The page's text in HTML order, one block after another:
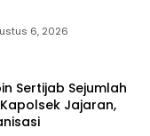
6, 2026
Sertijab Sejumlah
Jajaran,